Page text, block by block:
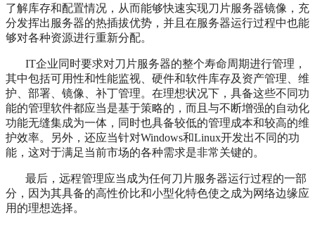
了解库存和配置情况，从而能够快速实现刀片服务器镜像，充
分发挥出服务器的热插拔优势，并且在服务器运行过程中也能
够对各种资源进行重新分配。
IT企业同时要求对刀片服务器的整个寿命周期进行管理，
其中包括可用性和性能监视、硬件和软件库存及资产管理、维
护、部署、镜像、补丁管理。在理想状况下，具备这些不同功
能的管理软件都应当是基于策略的，而且与不断增强的自动化
功能无缝集成为一体，同时也具备较低的管理成本和较高的维
护效率。另外，还应当针对Windows和Linux开发出不同的功
能，这对于满足当前市场的各种需求是非常关键的。
最后，远程管理应当成为任何刀片服务器运行过程的一部
分，因为其具备的高性价比和小型化特色使之成为网络边缘应
用的理想选择。